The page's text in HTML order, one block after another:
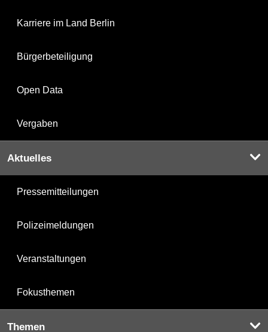
Karriere im Land Berlin
Bürgerbeteiligung
Open Data
Vergaben
Aktuelles
Pressemitteilungen
Polizeimeldungen
Veranstaltungen
Fokusthemen
Themen